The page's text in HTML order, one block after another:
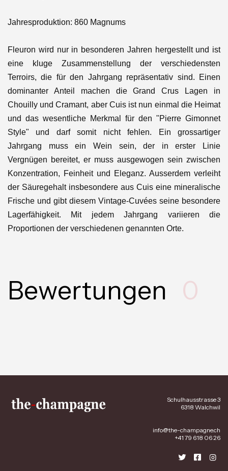
Jahresproduktion: 860 Magnums
Fleuron wird nur in besonderen Jahren hergestellt und ist
eine kluge Zusammenstellung der verschiedensten
Terroirs, die für den Jahrgang repräsentativ sind. Einen
dominanter Anteil machen die Grand Crus Lagen in
Chouilly und Cramant, aber Cuis ist nun einmal die Heimat
und das wesentliche Merkmal für den "Pierre Gimonnet
Style" und darf somit nicht fehlen. Ein grossartiger
Jahrgang muss ein Wein sein, der in erster Linie
Vergnügen bereitet, er muss ausgewogen sein zwischen
Konzentration, Feinheit und Eleganz. Ausserdem verleiht
der Säuregehalt insbesondere aus Cuis eine mineralische
Frische und gibt diesem Vintage-Cuvées seine besondere
Lagerfähigkeit. Mit jedem Jahrgang variieren die
Proportionen der verschiedenen genannten Orte.
Bewertungen 0
Schulhausstrasse 3
6318 Walchwil
info@the-champagne.ch
+41 79 618 06 26